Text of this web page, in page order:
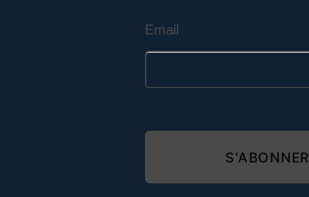
Email
S'ABONNER